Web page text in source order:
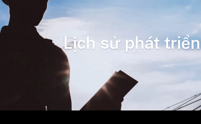
Lịch sử phát triển